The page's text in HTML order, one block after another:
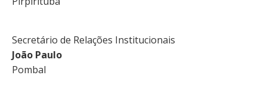
Secretário de Relações Institucionais
João Paulo
Pombal